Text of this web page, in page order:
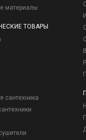
материалы
ТОВАРЫ
сантехника